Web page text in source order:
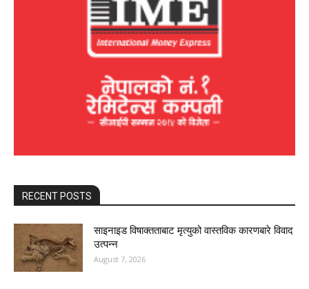
RECENT POSTS
साइनाइड विषाक्तताबाट मृत्युको वास्तविक कारणबारे विवाद
उत्पन्न
August 7, 2026